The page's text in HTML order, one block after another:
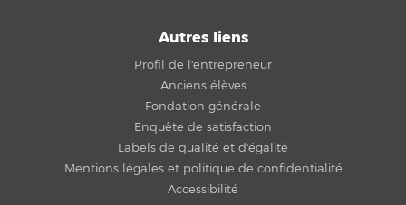
Autres liens
Profil de l'entrepreneur
Anciens élèves
Fondation générale
Enquête de satisfaction
Labels de qualité et d'égalité
Mentions légales et politique de confidentialité
Accessibilité